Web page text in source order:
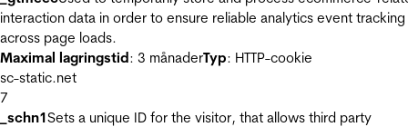
interaction data in order to ensure reliable analytics event tracking
across page loads.
Maximal lagringstid: 3 månaderTyp: HTTP-cookie
sc-static.net
7
_schn1Sets a unique ID for the visitor, that allows third party